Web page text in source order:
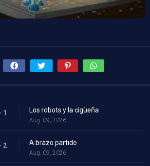
1 Los robots y la cigüeña
Aug. 09, 2026
2 A brazo partido
Aug. 09, 2026